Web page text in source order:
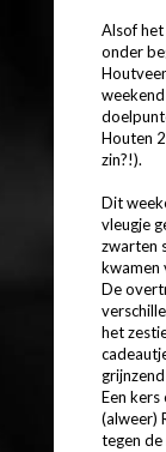
Alsof het
onder
Houten
zin?!).
Dit
vleugje
zwarten
kwamen
De
het
Een
(alweer)
tegen